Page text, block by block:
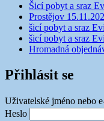
Šicí pobyt a sraz
Prostějov
šicí pobyt a sraz
šicí pobyt a sraz
Hromadná
Přihlásit se
Uživatelské jméno nebo
Heslo